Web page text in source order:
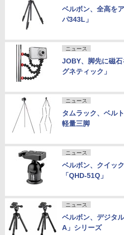
ベルボン、全高を
パ343L」
ニュース
JOBY、脚先に磁
グネティック」
ニュース
タムラック、ベル
軽量三脚
ニュース
ベルボン、クイッ
「QHD-51Q」
ニュース
ベルボン、デジタ
A」シリーズ